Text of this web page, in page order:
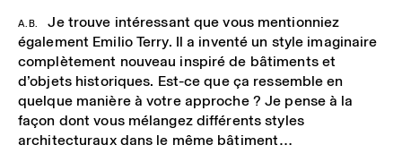
A.B.
Je trouve intéressant que vous mentionniez
également Emilio Terry. Il a inventé un style imaginaire
complètement nouveau inspiré de bâtiments et
d’objets historiques. Est-ce que ça ressemble en
quelque manière à votre approche ? Je pense à la
façon dont vous mélangez différents styles
architecturaux dans le même bâtiment…